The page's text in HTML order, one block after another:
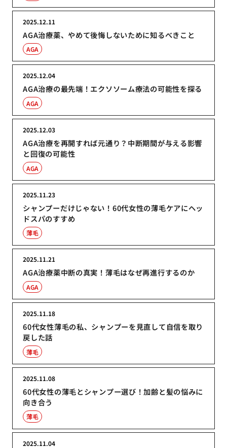
AGA治療薬、やめて後悔しないために知るべきこと
2025.12.11
AGA
AGA治療の最先端！エクソソーム療法の可能性を探る
2025.12.04
AGA
AGA治療を再開すれば元通り？中断期間が与える影響
と回復の可能性
2025.12.03
AGA
シャンプーだけじゃない！60代女性の薄毛ケアにヘッ
ドスパのすすめ
2025.11.23
薄毛
AGA治療薬中断の真実！薄毛はなぜ再進行するのか
2025.11.21
AGA
60代女性薄毛の私、シャンプーを見直して自信を取り
戻した話
2025.11.18
薄毛
60代女性の薄毛とシャンプー選び！加齢と髪の悩みに
向き合う
2025.11.08
薄毛
2025.11.04